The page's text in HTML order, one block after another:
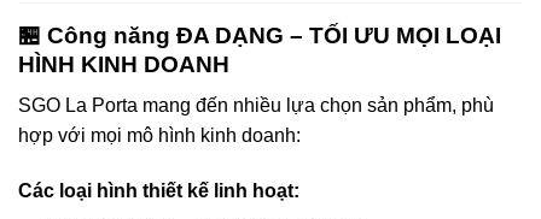
🏪 Công năng ĐA DẠNG – TỐI ƯU MỌI LOẠI
HÌNH KINH DOANH
SGO La Porta mang đến nhiều lựa chọn sản phẩm, phù
hợp với mọi mô hình kinh doanh:
Các loại hình thiết kế linh hoạt: